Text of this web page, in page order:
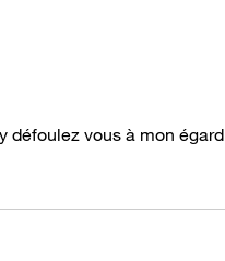
défoulez vous à mon